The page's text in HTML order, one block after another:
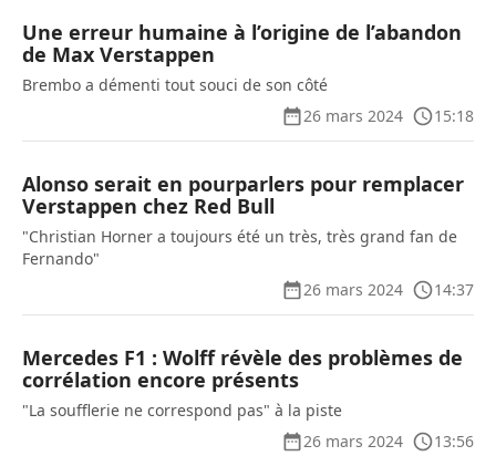
Une erreur humaine à l’origine de l’abandon
de Max Verstappen
Brembo a démenti tout souci de son côté
26 mars 2024
15:18
Alonso serait en pourparlers pour remplacer
Verstappen chez Red Bull
"Christian Horner a toujours été un très, très grand fan de
Fernando"
26 mars 2024
14:37
Mercedes F1 : Wolff révèle des problèmes de
corrélation encore présents
"La soufflerie ne correspond pas" à la piste
26 mars 2024
13:56